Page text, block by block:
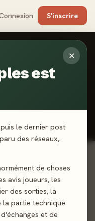
S'inscrire
✕
est
le dernier post
des réseaux,
de choses
avis joueurs, les
des sorties, la
la partie technique
et de
jeux de 2024
des votes des joueurs.
93%